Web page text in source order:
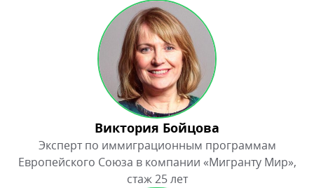
Виктория Бойцова
Эксперт по иммиграционным программам
Европейского Союза в компании «Мигранту Мир»,
стаж 25 лет